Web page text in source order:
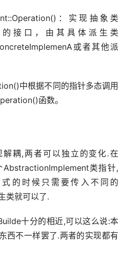
：实现抽象类
的接口，由其具体派生类
或者其他派
中根据不同的指针多态调用
函数。
耦,两者可以独立的变化.在
类指针,
的时候只需要传入不同的
类就可以了.
十分的相近,可以这么说:本
西不一样罢了.两者的实现都有